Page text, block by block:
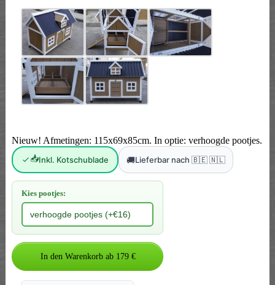
Nieuw! Afmetingen: 115x69x85cm. In optie: verhoogde pootjes.
📥Inkl. Kotschublade 🚚Lieferbar nach 🇧🇪 🇳🇱
Kies pootjes: